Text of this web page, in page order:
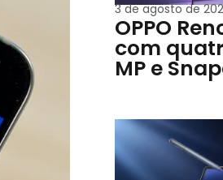
3 de agosto de
OPPO
com
MP e